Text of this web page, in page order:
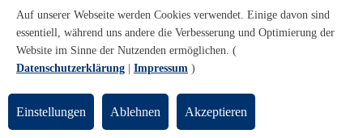
Recruiting an der Universität Bremen
Weiterbildung an der Universität Bremen
Transfer mit Schule
Schülerinnen und Schüler
Schulklassen
Lehrkräfte
Gründungsunterstützung
Auf unserer Webseite werden Cookies verwendet. Einige davon sind
essentiell, während uns andere die Verbesserung und Optimierung der
Website im Sinne der Nutzenden ermöglichen. (
Datenschutzerklärung
Impressum )
Einstellungen Ablehnen Akzeptieren